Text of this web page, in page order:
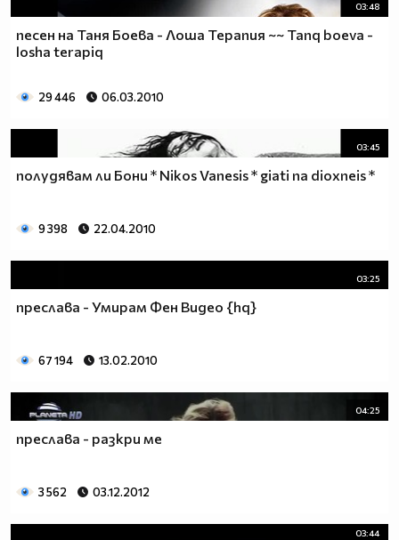
03:48
песен на Таня Боева - Лоша Терапия ~~ Tanq boeva -
losha terapiq
29 446 06.03.2010
03:45
полудявам ли Бони * Nikos Vanesis * giati na dioxneis *
9 398 22.04.2010
03:25
преслава - Умирам Фен Видео {hq}
67 194 13.02.2010
04:25
преслава - разкри ме
3 562 03.12.2012
03:44